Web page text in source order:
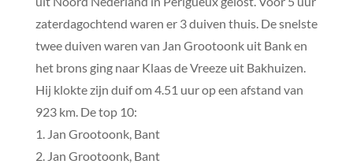
zaterdagochtend waren er 3 duiven thuis. De snelste
twee duiven waren van Jan Grootoonk uit Bank en
het brons ging naar Klaas de Vreeze uit Bakhuizen.
Hij klokte zijn duif om 4.51 uur op een afstand van
923 km. De top 10:
1. Jan Grootoonk, Bant
2. Jan Grootoonk, Bant